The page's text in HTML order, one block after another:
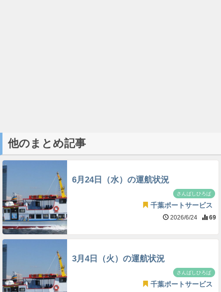
他のまとめ記事
6月24日（水）の運航状況
さんばしひろば
千葉ポートサービス
2026/6/24 69
3月4日（火）の運航状況
さんばしひろば
千葉ポートサービス